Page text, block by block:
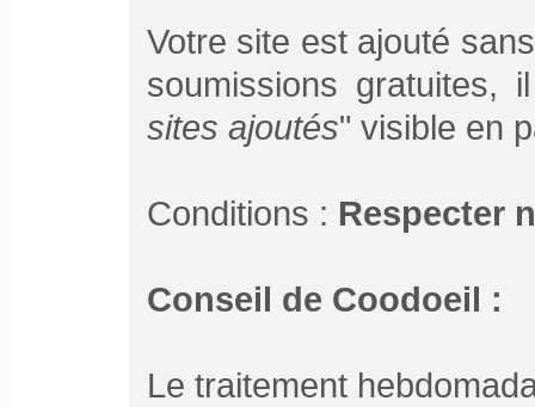
Votre site est ajouté
soumissions
sites ajoutés" visible en
Conditions : Respecter
Conseil de Coodoeil :
Le traitement